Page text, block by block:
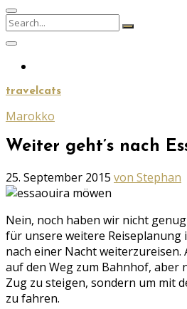
Search
Search
travelcats
Marokko
Weiter geht’s nach
Geschrieben
am
25. September 2015 von Stephan
Nein, noch haben wir nicht
für unsere weitere Reiseplanung
nach einer Nacht weiterzureisen.
auf den Weg zum Bahnhof, aber
Zug zu steigen, sondern um mit
zu fahren.